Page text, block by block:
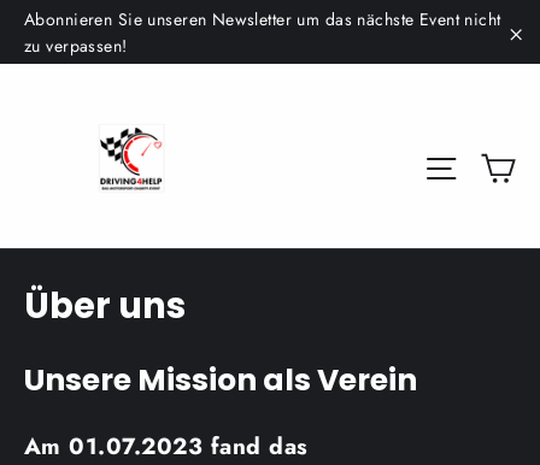
Direkt
zum
Abonnieren Sie unseren Newsletter um das nächste Event nicht
zu verpassen!
Über uns
Unsere Mission als Verein
Am 01.07.2023 fand das